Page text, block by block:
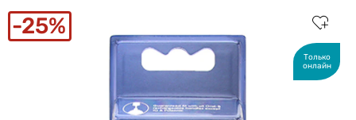
25%
Только
онлайн